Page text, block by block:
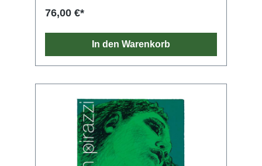
76,00 €*
In den Warenkorb